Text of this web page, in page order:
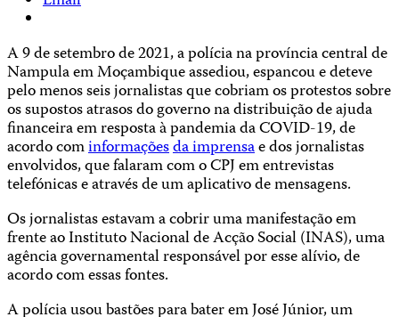
A 9 de setembro de 2021, a polícia na província central de
Nampula em Moçambique assediou, espancou e deteve
pelo menos seis jornalistas que cobriam os protestos sobre
os supostos atrasos do governo na distribuição de ajuda
financeira em resposta à pandemia da COVID-19, de
acordo cominformaçõesda imprensae dos jornalistas
envolvidos, que falaram com o CPJ em entrevistas
telefónicas e através de um aplicativo de mensagens.
Os jornalistas estavam a cobrir uma manifestação em
frente ao Instituto Nacional de Acção Social (INAS), uma
agência governamental responsável por esse alívio, de
acordo com essas fontes.
A polícia usou bastões para bater em José Júnior, um